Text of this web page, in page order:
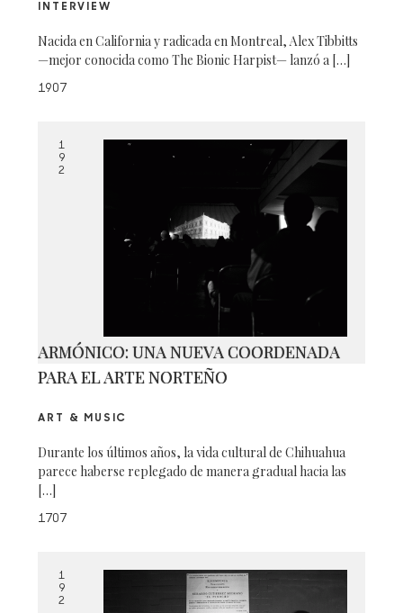
INTERVIEW
Nacida en California y radicada en Montreal, Alex Tibbitts
—mejor conocida como The Bionic Harpist— lanzó a […]
1907
1
9
2
ARMÓNICO: UNA NUEVA COORDENADA
PARA EL ARTE NORTEÑO
ART & MUSIC
Durante los últimos años, la vida cultural de Chihuahua
parece haberse replegado de manera gradual hacia las
[…]
1707
1
9
2